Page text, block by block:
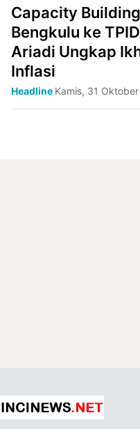
Capacity
Bengkulu ke
Ariadi Ungkap
Inflasi
Headline Kamis, 31